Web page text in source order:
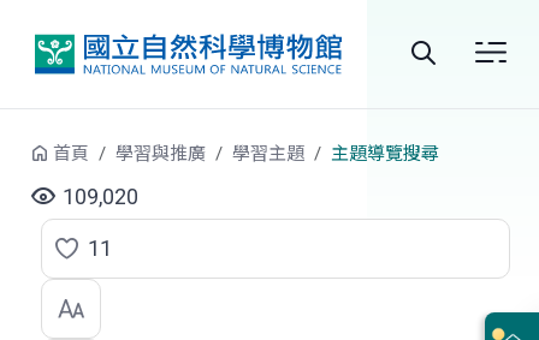
站
尋
首頁 學習與推廣 學習主題 主題導覽搜尋
109,020
點
選
11